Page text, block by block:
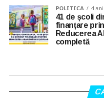
POLITICA 4
41 de școli
finanțare
Reducerea
completă